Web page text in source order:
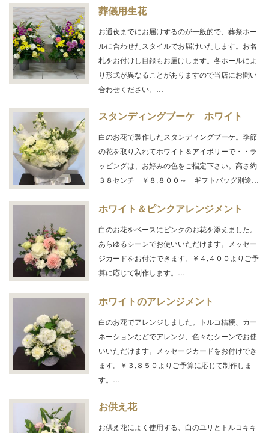
葬儀用生花
お通夜までにお届けするのが一般的で、葬祭ホー
ルに合わせたスタイルでお届けいたします。お名
札をお付けし目録もお届けします。各ホールによ
り形式が異なることがありますので当店にお問い
合わせください。…
スタンディングブーケ ホワイト
白のお花で製作したスタンディングブーケ。季節
の花を取り入れてホワイト＆アイボリーで・・ラ
ッピングは、お好みの色をご指定下さい。高さ約
３８センチ ￥８,８００～ ギフトバッグ別途…
ホワイト＆ピンクアレンジメント
白のお花をベースにピンクのお花を添えました。
あらゆるシーンでお使いいただけます。メッセー
ジカードをお付けできます。￥４,４００よりご予
算に応じて制作します。…
ホワイトのアレンジメント
白のお花でアレンジしました。トルコ桔梗、カー
ネーションなどでアレンジ、色々なシーンでお使
いいただけます。メッセージカードをお付けでき
ます。￥３,８５０よりご予算に応じて制作しま
す。…
お供え花
お供え花によく使用する、白のユリとトルコキキ